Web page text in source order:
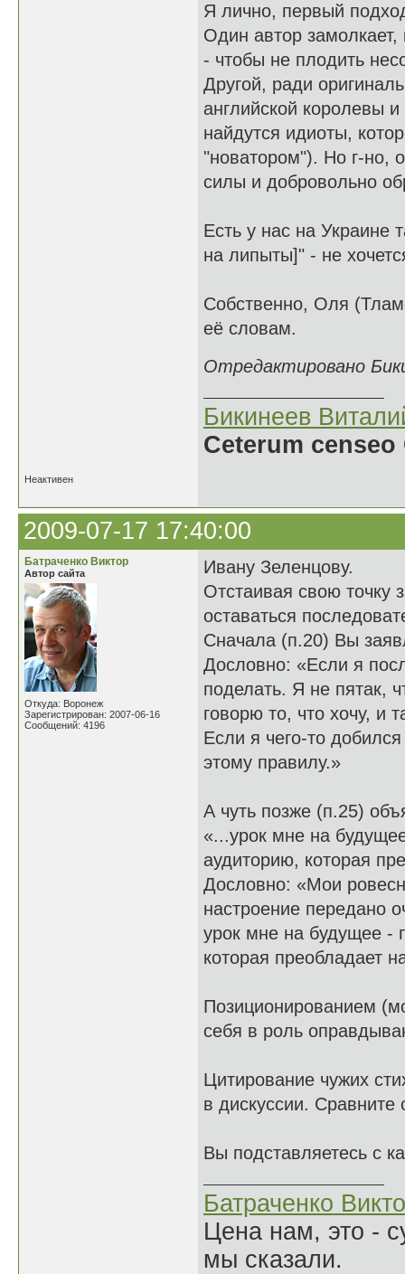
Я лично, первый
Один автор замолкает,
- чтобы не плодить
Другой, ради
английской королевы
найдутся идиоты,
"новатором"). Но г-но,
силы и добровольно
Есть у нас на Украине
на липыты]" - не
Собственно, Оля
её словам.
Отредактировано
Бикинеев
Ceterum
Неактивен
2009-07-17 17:40:00
Батраченко Виктор
Автор сайта
Откуда: Воронеж
Зарегистрирован: 2007-06-16
Сообщений: 4196
Ивану Зеленцову.
Отстаивая свою точку
оставаться
Сначала (п.20) Вы
Дословно: «Если я
поделать. Я не пятак,
говорю то, что хочу, и
Если я чего-то
этому правилу.»
А чуть позже (п.25)
«...урок мне на
аудиторию, которая
Дословно: «Мои
настроение передано
урок мне на будущее -
которая преобладает
Позиционированием
себя в роль
Цитирование чужих
в дискуссии.
Вы подставляетесь с
Батраченко
Цена нам, это -
мы сказали.